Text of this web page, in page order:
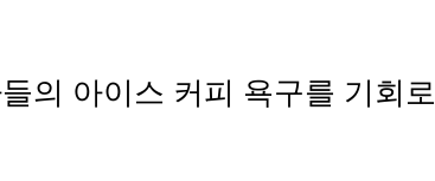
의 아이스 커피 욕구를 기회로